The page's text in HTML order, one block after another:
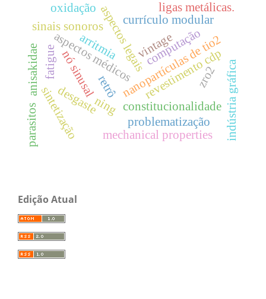
nanopartículas de tio2
ning constitucionalidade
aspectos legais
aspectos médicos
desgaste revestimento cdp
vintage
retrô
currículo modular
arritmia
indústria gráfica
sintetização
sinais sonoros
problematização
anisakidae
parasitos
computação
ligas metálicas.
zro2
mechanical properties
fatigue
oxidação
nó sinusal
Edição Atual